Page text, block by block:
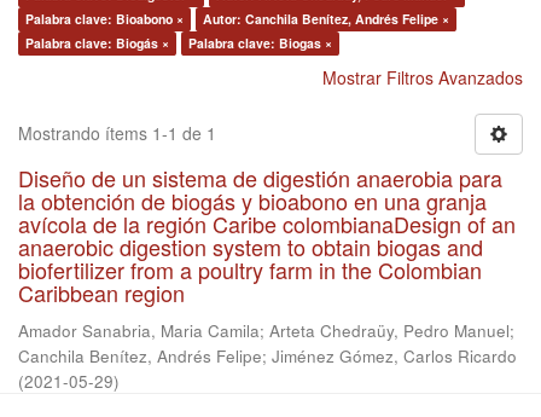
Palabra clave: Bioabono ×
Autor: Canchila Benítez, Andrés Felipe ×
Palabra clave: Biogás ×
Palabra clave: Biogas ×
Mostrar Filtros Avanzados
Mostrando ítems 1-1 de 1
Diseño de un sistema de digestión anaerobia para
la obtención de biogás y bioabono en una granja
avícola de la región Caribe colombianaDesign of an
anaerobic digestion system to obtain biogas and
biofertilizer from a poultry farm in the Colombian
Caribbean region
Amador Sanabria, Maria Camila; Arteta Chedraüy, Pedro Manuel;
Canchila Benítez, Andrés Felipe; Jiménez Gómez, Carlos Ricardo
(2021-05-29)